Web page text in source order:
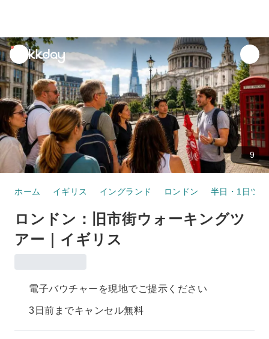
unread
notifications
9
ホーム イギリス イングランド ロンドン 半日・1日ツ
ロンドン：旧市街ウォーキングツ
アー｜イギリス
電子バウチャーを現地でご提示ください
3日前までキャンセル無料